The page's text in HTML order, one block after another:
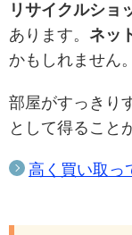
リサイクルショ
あります。 ネッ
かもしれません。
部屋がすっきり
として得ること
高く買い取っ